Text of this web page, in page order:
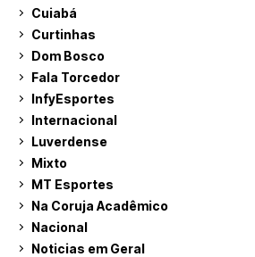
Cuiabá
Curtinhas
Dom Bosco
Fala Torcedor
InfyEsportes
Internacional
Luverdense
Mixto
MT Esportes
Na Coruja Acadêmico
Nacional
Noticias em Geral